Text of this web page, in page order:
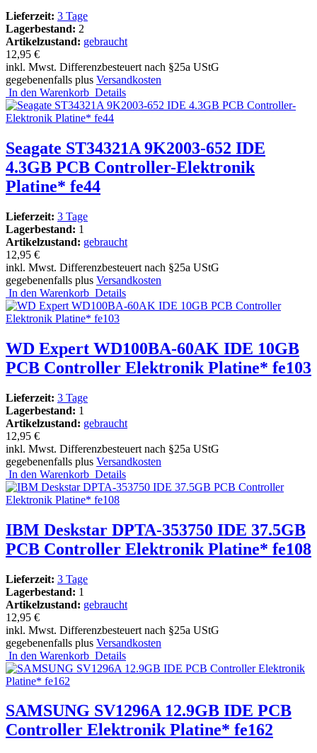
Lieferzeit: 3 Tage
Lagerbestand: 2
Artikelzustand: gebraucht
12,95 €
inkl. Mwst. Differenzbesteuert nach §25a UStG
gegebenenfalls plus Versandkosten
In den Warenkorb Details
Seagate ST34321A 9K2003-652 IDE
4.3GB PCB Controller-Elektronik
Platine* fe44
Lieferzeit: 3 Tage
Lagerbestand: 1
Artikelzustand: gebraucht
12,95 €
inkl. Mwst. Differenzbesteuert nach §25a UStG
gegebenenfalls plus Versandkosten
In den Warenkorb Details
WD Expert WD100BA-60AK IDE 10GB
PCB Controller Elektronik Platine* fe103
Lieferzeit: 3 Tage
Lagerbestand: 1
Artikelzustand: gebraucht
12,95 €
inkl. Mwst. Differenzbesteuert nach §25a UStG
gegebenenfalls plus Versandkosten
In den Warenkorb Details
IBM Deskstar DPTA-353750 IDE 37.5GB
PCB Controller Elektronik Platine* fe108
Lieferzeit: 3 Tage
Lagerbestand: 1
Artikelzustand: gebraucht
12,95 €
inkl. Mwst. Differenzbesteuert nach §25a UStG
gegebenenfalls plus Versandkosten
In den Warenkorb Details
SAMSUNG SV1296A 12.9GB IDE PCB
Controller Elektronik Platine* fe162